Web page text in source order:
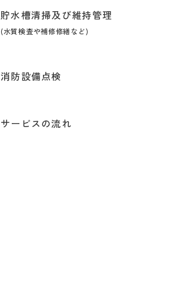
貯水槽清掃及び維持管理
(水質検査や補修修繕など)
消防設備点検
サービスの流れ